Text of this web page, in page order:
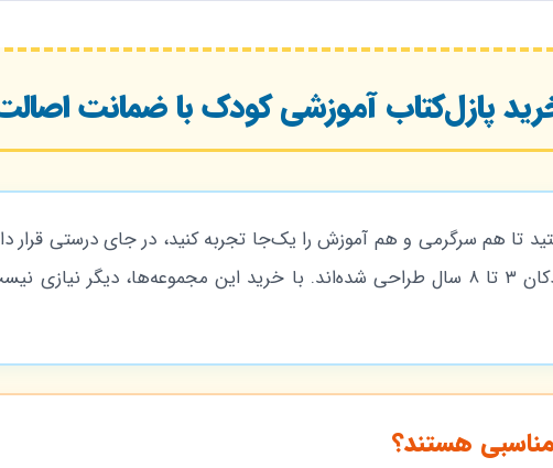
پازل‌کتاب آموزشی کودک با ضمانت
تا هم سرگرمی و هم آموزش را یک‌جا تجربه کنید، در جای درستی قرار
هستند که برای کودکان ۳ تا ۸ سال طراحی شده‌اند. با خرید این مجموعه‌ها،
هستند؟